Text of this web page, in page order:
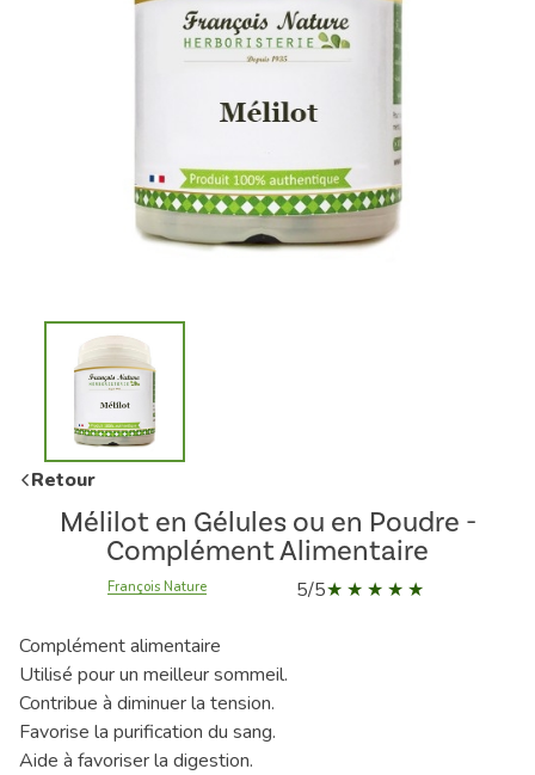
Retour
Mélilot en Gélules ou en Poudre -
Complément Alimentaire
François Nature 5/5
Complément alimentaire
Utilisé pour un meilleur sommeil.
Contribue à diminuer la tension.
Favorise la purification du sang.
Aide à favoriser la digestion.